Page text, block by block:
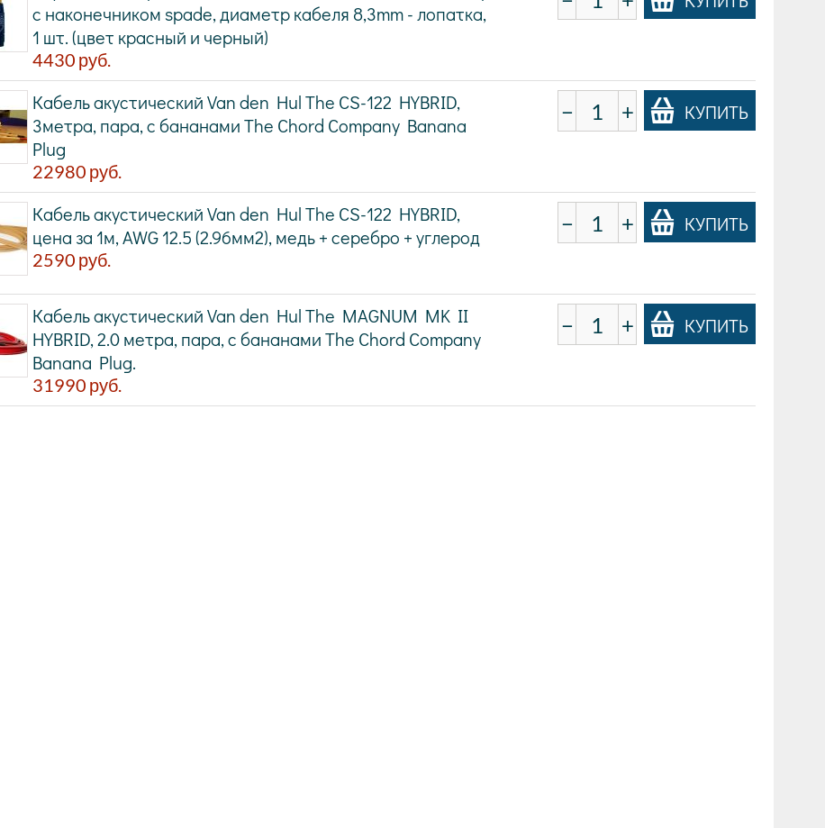
с наконечником spade, диаметр кабеля 8,3mm - лопатка,
1 шт. (цвет красный и черный)
4430 руб.
Кабель акустический Van den Hul The CS-122 HYBRID,
3метра, пара, с бананами The Chord Company Banana
Plug
22980 руб.
− + КУПИТЬ
Кабель акустический Van den Hul The CS-122 HYBRID,
цена за 1м, AWG 12.5 (2.96мм2), медь + серебро + углерод
2590 руб.
− + КУПИТЬ
Кабель акустический Van den Hul The MAGNUM MK II
HYBRID, 2.0 метра, пара, с бананами The Chord Company
Banana Plug.
31990 руб.
− + КУПИТЬ